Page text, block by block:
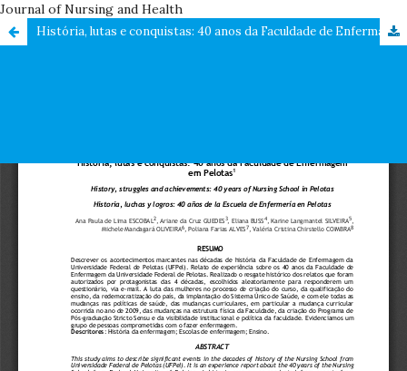
Journal of Nursing and Health
História, lutas e conquistas: 40 anos da Faculdade de Enfermagem em Pelotas